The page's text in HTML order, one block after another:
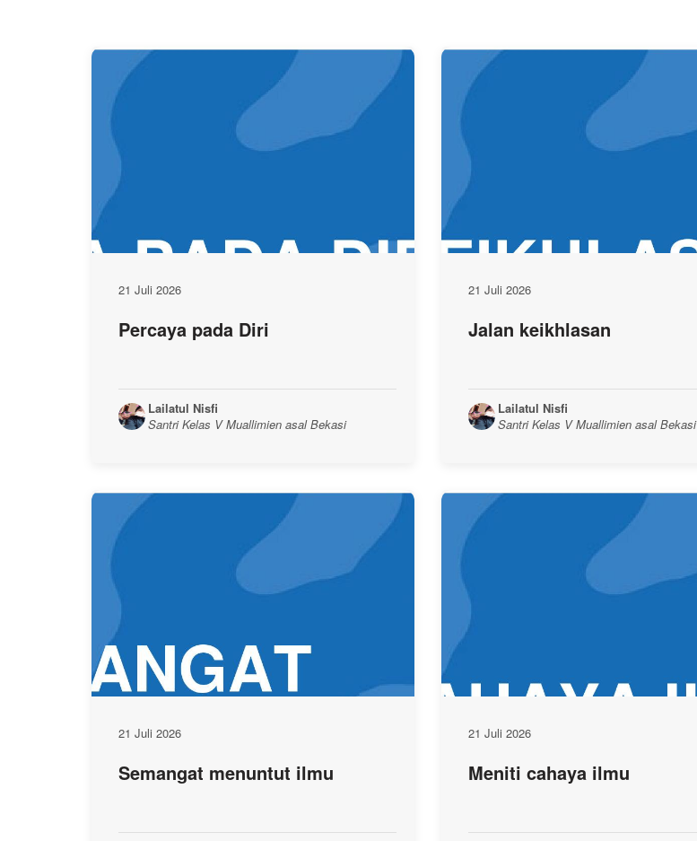
21 Juli 2026
Percaya pada Diri
Lailatul Nisfi
Santri Kelas V Muallimien asal Bekasi
21 Juli 2026
Jalan keikhlasan
Lailatul Nisfi
Santri Kelas V Muallimien asal Bekasi
21 Juli 2026
Semangat menuntut ilmu
21 Juli 2026
Meniti cahaya ilmu